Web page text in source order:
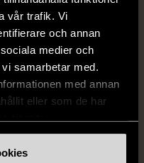
vår trafik. Vi
och annan
medier och
samarbetar med.
med annan
eller som de har
varumärke